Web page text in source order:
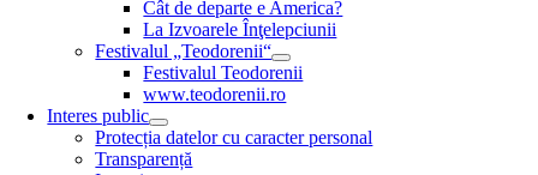
Cât de departe e America?
La Izvoarele Înţelepciunii
Festivalul „Teodorenii“
Festivalul Teodorenii
www.teodorenii.ro
Interes public
Protecția datelor cu caracter personal
Transparență